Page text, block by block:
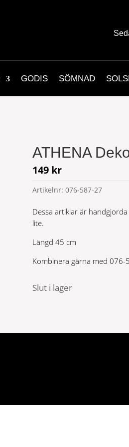
GODIS SÖMNAD
ATHENA
149 kr
Artikelnr: 076-587-27
Dessa artiklar är
lite.
Längd 45 cm
Kombinera gärna med 076-
Slut i lager